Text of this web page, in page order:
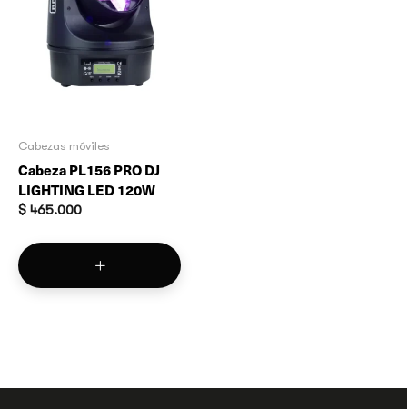
Cabezas móviles
Cabeza PL156 PRO DJ
LIGHTING LED 120W
$ 465.000